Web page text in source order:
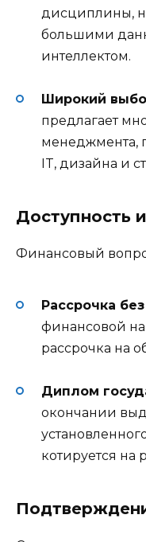
дисциплины,
большими
интеллектом.
Широкий
предлагает
менеджмента,
IT, дизайна и
Доступность
Финансовый
Рассрочка
финансовой
рассрочка на
Диплом
окончании
котируется на